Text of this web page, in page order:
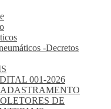
-Decretos
001-2026
DE